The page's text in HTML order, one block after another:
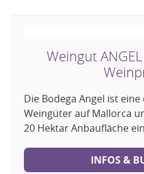
Weingut
Die Bodega Angel ist
Weingüter auf Mallorca
20 Hektar Anbaufläche
INFOS &